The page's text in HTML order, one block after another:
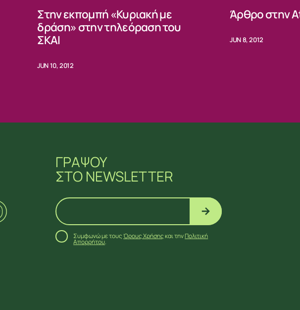
Στην εκπομπή «Κυριακή με
δράση» στην τηλεόραση του
ΣΚΑΙ
JUN 10, 2012
Άρθρο στην
JUN 8, 2012
ΓΡΑΨΟΥ
ΣΤΟ NEWSLETTER
Συμφωνώ με τουςΌρους Χρήσηςκαι τηνΠολιτική
Απορρήτου.